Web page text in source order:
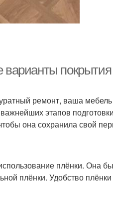
варианты покрытия
ремонт, ваша
этапов
она сохранила свой
плёнки. Она
плёнки. Удобство